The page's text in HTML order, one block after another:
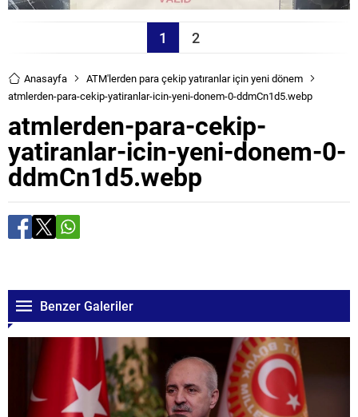
1 2
Anasayfa
ATM'lerden para çekip yatıranlar için yeni dönem
atmlerden-para-cekip-yatiranlar-icin-yeni-donem-0-ddmCn1d5.webp
atmlerden-para-cekip-
yatiranlar-icin-yeni-donem-0-
ddmCn1d5.webp
Benzer Galeriler